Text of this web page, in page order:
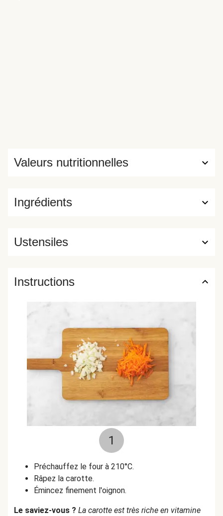
Ingrédients
Valeurs nutritionnelles
Ustensiles
Instructions
1
Préchauffez le four à 210°C.
Râpez la carotte.
Émincez finement l'oignon.
Le saviez-vous ? La carotte est très riche en vitamine